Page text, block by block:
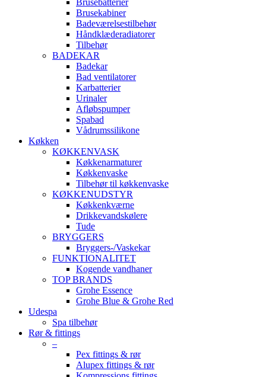
Brusebatterier
Brusekabiner
Badeværelsestilbehør
Håndklæderadiatorer
Tilbehør
BADEKAR
Badekar
Bad ventilatorer
Karbatterier
Urinaler
Afløbspumper
Spabad
Vådrumssilikone
Køkken
KØKKENVASK
Køkkenarmaturer
Køkkenvaske
Tilbehør til køkkenvaske
KØKKENUDSTYR
Køkkenkværne
Drikkevandskølere
Tude
BRYGGERS
Bryggers-/Vaskekar
FUNKTIONALITET
Kogende vandhaner
TOP BRANDS
Grohe Essence
Grohe Blue & Grohe Red
Udespa
Spa tilbehør
Rør & fittings
–
Pex fittings & rør
Alupex fittings & rør